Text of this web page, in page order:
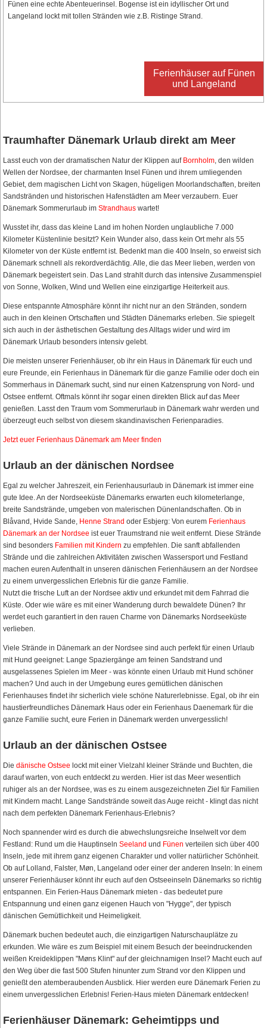
Fünen eine echte Abenteuerinsel. Bogense ist ein idyllischer Ort und
Langeland lockt mit tollen Stränden wie z.B. Ristinge Strand.
Ferienhäuser auf Fünen
und Langeland
Traumhafter Dänemark Urlaub direkt am Meer
Lasst euch von der dramatischen Natur der Klippen auf Bornholm, den wilden
Wellen der Nordsee, der charmanten Insel Fünen und ihrem umliegenden
Gebiet, dem magischen Licht von Skagen, hügeligen Moorlandschaften, breiten
Sandstränden und historischen Hafenstädten am Meer verzaubern. Euer
Dänemark Sommerurlaub im Strandhaus wartet!
Wusstet ihr, dass das kleine Land im hohen Norden unglaubliche 7.000
Kilometer Küstenlinie besitzt? Kein Wunder also, dass kein Ort mehr als 55
Kilometer von der Küste entfernt ist. Bedenkt man die 400 Inseln, so erweist sich
Dänemark schnell als rekordverdächtig. Alle, die das Meer lieben, werden von
Dänemark begeistert sein. Das Land strahlt durch das intensive Zusammenspiel
von Sonne, Wolken, Wind und Wellen eine einzigartige Heiterkeit aus.
Diese entspannte Atmosphäre könnt ihr nicht nur an den Stränden, sondern
auch in den kleinen Ortschaften und Städten Dänemarks erleben. Sie spiegelt
sich auch in der ästhetischen Gestaltung des Alltags wider und wird im
Dänemark Urlaub besonders intensiv gelebt.
Die meisten unserer Ferienhäuser, ob ihr ein Haus in Dänemark für euch und
eure Freunde, ein Ferienhaus in Dänemark für die ganze Familie oder doch ein
Sommerhaus in Dänemark sucht, sind nur einen Katzensprung von Nord- und
Ostsee entfernt. Oftmals könnt ihr sogar einen direkten Blick auf das Meer
genießen. Lasst den Traum vom Sommerurlaub in Dänemark wahr werden und
überzeugt euch selbst von diesem skandinavischen Ferienparadies.
Jetzt euer Ferienhaus Dänemark am Meer finden
Urlaub an der dänischen Nordsee
Egal zu welcher Jahreszeit, ein Ferienhausurlaub in Dänemark ist immer eine
gute Idee. An der Nordseeküste Dänemarks erwarten euch kilometerlange,
breite Sandstrände, umgeben von malerischen Dünenlandschaften. Ob in
Blåvand, Hvide Sande, Henne Strand oder Esbjerg: Von eurem Ferienhaus
Dänemark an der Nordsee ist euer Traumstrand nie weit entfernt. Diese Strände
sind besonders Familien mit Kindern zu empfehlen. Die sanft abfallenden
Strände und die zahlreichen Aktivitäten zwischen Wassersport und Festland
machen euren Aufenthalt in unseren dänischen Ferienhäusern an der Nordsee
zu einem unvergesslichen Erlebnis für die ganze Familie.
Nutzt die frische Luft an der Nordsee aktiv und erkundet mit dem Fahrrad die
Küste. Oder wie wäre es mit einer Wanderung durch bewaldete Dünen? Ihr
werdet euch garantiert in den rauen Charme von Dänemarks Nordseeküste
verlieben.
Viele Strände in Dänemark an der Nordsee sind auch perfekt für einen Urlaub
mit Hund geeignet: Lange Spaziergänge am feinen Sandstrand und
ausgelassenes Spielen im Meer - was könnte einen Urlaub mit Hund schöner
machen? Und auch in der Umgebung eures gemütlichen dänischen
Ferienhauses findet ihr sicherlich viele schöne Naturerlebnisse. Egal, ob ihr ein
haustierfreundliches Dänemark Haus oder ein Ferienhaus Daenemark für die
ganze Familie sucht, eure Ferien in Dänemark werden unvergesslich!
Urlaub an der dänischen Ostsee
Die dänische Ostsee lockt mit einer Vielzahl kleiner Strände und Buchten, die
darauf warten, von euch entdeckt zu werden. Hier ist das Meer wesentlich
ruhiger als an der Nordsee, was es zu einem ausgezeichneten Ziel für Familien
mit Kindern macht. Lange Sandstrände soweit das Auge reicht - klingt das nicht
nach dem perfekten Dänemark Ferienhaus-Erlebnis?
Noch spannender wird es durch die abwechslungsreiche Inselwelt vor dem
Festland: Rund um die Hauptinseln Seeland und Fünen verteilen sich über 400
Inseln, jede mit ihrem ganz eigenen Charakter und voller natürlicher Schönheit.
Ob auf Lolland, Falster, Møn, Langeland oder einer der anderen Inseln: In einem
unserer Ferienhäuser könnt ihr euch auf den Ostseeinseln Dänemarks so richtig
entspannen. Ein Ferien-Haus Dänemark mieten - das bedeutet pure
Entspannung und einen ganz eigenen Hauch von "Hygge", der typisch
dänischen Gemütlichkeit und Heimeligkeit.
Dänemark buchen bedeutet auch, die einzigartigen Naturschauplätze zu
erkunden. Wie wäre es zum Beispiel mit einem Besuch der beeindruckenden
weißen Kreideklippen "Møns Klint" auf der gleichnamigen Insel? Macht euch auf
den Weg über die fast 500 Stufen hinunter zum Strand vor den Klippen und
genießt den atemberaubenden Ausblick. Hier werden eure Dänemark Ferien zu
einem unvergesslichen Erlebnis! Ferien-Haus mieten Dänemark entdecken!
Ferienhäuser Dänemark: Geheimtipps und